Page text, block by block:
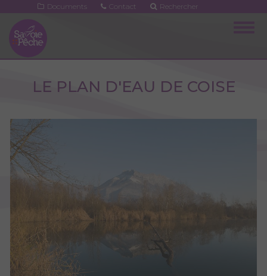
contenu
principal
Documents Contact Rechercher
LE PLAN D'EAU DE COISE